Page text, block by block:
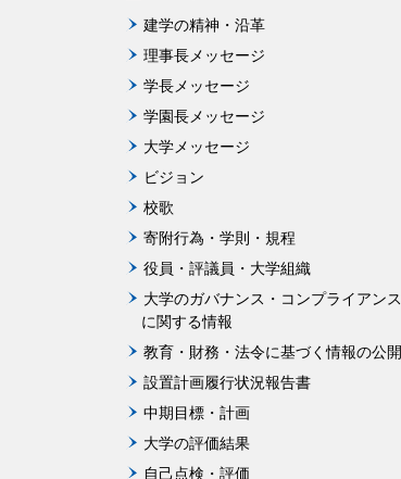
建学の精神・沿革
理事長メッセージ
学長メッセージ
学園長メッセージ
大学メッセージ
ビジョン
校歌
寄附行為・学則・規程
役員・評議員・大学組織
大学のガバナンス・コンプライアンス
に関する情報
教育・財務・法令に基づく情報の公開
設置計画履行状況報告書
中期目標・計画
大学の評価結果
自己点検・評価